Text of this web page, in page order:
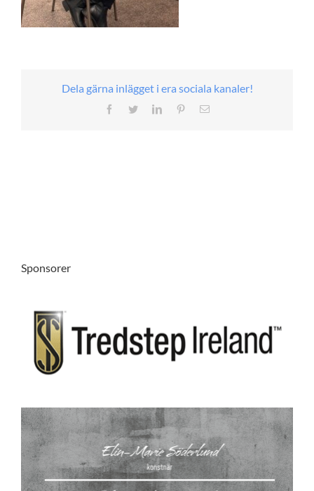
Dela gärna inlägget i era sociala kanaler!
FacebookTwitterLinkedInPinterest
Sponsorer